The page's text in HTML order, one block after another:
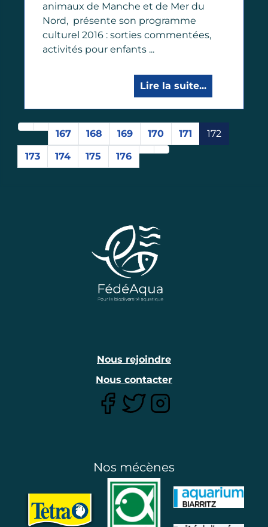
animaux de Manche et de Mer du
Nord, présente son programme
culturel 2016 : sorties commentées,
activités pour enfants ...
Lire la suite...
167 168 169 170 171
172
173
174 175 176
Nous rejoindre
Nous contacter
Nos mécènes